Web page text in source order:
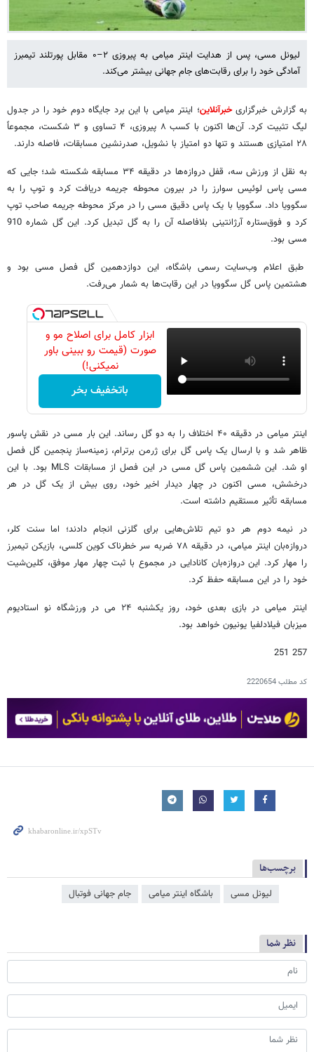
لیونل مسی، پس از هدایت اینتر میامی به پیروزی ۲–۰ مقابل پورتلند تیمبرز
آمادگی خود را برای رقابت‌های جام جهانی بیشتر می‌کند.
به گزارش خبرگزاریخبرآنلاین؛ اینتر میامی با این برد جایگاه دوم خود را در جدول
لیگ تثبیت کرد. آن‌ها اکنون با کسب ۸ پیروزی، ۴ تساوی و ۳ شکست، مجموعاً
۲۸ امتیازی هستند و تنها دو امتیاز با نشویل، صدرنشین مسابقات، فاصله دارند.
به نقل از ورزش سه، قفل دروازه‌ها در دقیقه ۳۴ مسابقه شکسته شد؛ جایی که
مسی پاس لوئیس سوارز را در بیرون محوطه جریمه دریافت کرد و توپ را به
سگوویا داد. سگوویا با یک پاس دقیق مسی را در مرکز محوطه جریمه صاحب توپ
کرد و فوق‌ستاره آرژانتینی بلافاصله آن را به گل تبدیل کرد. این گل شماره 910
مسی بود.
طبق اعلام وب‌سایت رسمی باشگاه، این دوازدهمین گل فصل مسی بود و
هشتمین پاس گل سگوویا در این رقابت‌ها به شمار می‌رفت.
ابزار کامل برای اصلاح مو و
صورت (قیمت رو ببینی باور
نمیکنی!)
باتخفیف بخر
اینتر میامی در دقیقه ۴۰ اختلاف را به دو گل رساند. این بار مسی در نقش پاسور
ظاهر شد و با ارسال یک پاس گل برای ژرمن برترام، زمینه‌ساز پنجمین گل فصل
او شد. این ششمین پاس گل مسی در این فصل از مسابقات MLS بود. با این
درخشش، مسی اکنون در چهار دیدار اخیر خود، روی بیش از یک گل در هر
مسابقه تأثیر مستقیم داشته است.
در نیمه دوم هر دو تیم تلاش‌هایی برای گلزنی انجام دادند؛ اما سنت کلر،
دروازه‌بان اینتر میامی، در دقیقه ۷۸ ضربه سر خطرناک کوین کلسی، بازیکن تیمبرز
را مهار کرد. این دروازه‌بان کانادایی در مجموع با ثبت چهار مهار موفق، کلین‌شیت
خود را در این مسابقه حفظ کرد.
اینتر میامی در بازی بعدی خود، روز یکشنبه ۲۴ می در ورزشگاه نو استادیوم
میزبان فیلادلفیا یونیون خواهد بود.
257 251
کد مطلب2220654
برچسب‌ها
لیونل مسی باشگاه اینتر میامی جام جهانی فوتبال
نظر شما